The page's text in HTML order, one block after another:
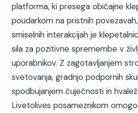
platforma, ki presega običajne
poudarkom na pristnih
smiselnih interakcijah je
sila za pozitivne spremembe v
uporabnikov. Z zagotavljanjem
svetovanja, gradnjo podpornih
spodbujanjem čuječnosti in
Livetolives posameznikom